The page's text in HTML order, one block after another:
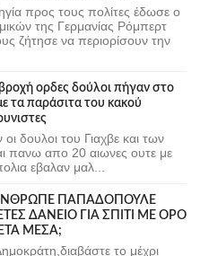
προς τους πολίτες έδωσε ο
της Γερμανίας Ρόμπερτ
ζήτησε να περιορίσουν την
ορδες δούλοι πήγαν στο
τα παράσιτα του κακού
δουλοι του Γιαχβε και των
πανω απο 20 αιωνες ουτε με
εβαλαν μαλ...
ΠΑΠΑΔΟΠΟΥΛΕ
ΔΑΝΕΙΟ ΓΙΑ ΣΠΙΤΙ ΜΕ ΟΡΟ
ΜΕΣΑ;
το μέχρι